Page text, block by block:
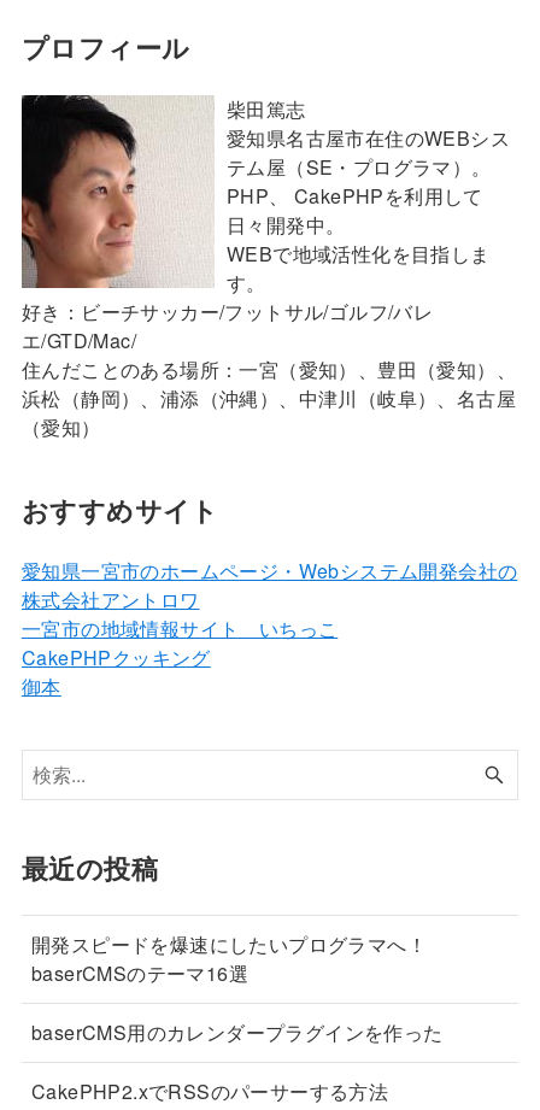
プロフィール
柴田篤志
愛知県名古屋市在住のWEBシス
テム屋（SE・プログラマ）。
PHP、 CakePHPを利用して
日々開発中。
WEBで地域活性化を目指しま
す。
好き：ビーチサッカー/フットサル/ゴルフ/バレ
エ/GTD/Mac/
住んだことのある場所：一宮（愛知）、豊田（愛知）、
浜松（静岡）、浦添（沖縄）、中津川（岐阜）、名古屋
（愛知）
おすすめサイト
愛知県一宮市のホームページ・Webシステム開発会社の
株式会社アントロワ
一宮市の地域情報サイト いちっこ
CakePHPクッキング
御本
最近の投稿
開発スピードを爆速にしたいプログラマへ！
baserCMSのテーマ16選
baserCMS用のカレンダープラグインを作った
CakePHP2.xでRSSのパーサーする方法